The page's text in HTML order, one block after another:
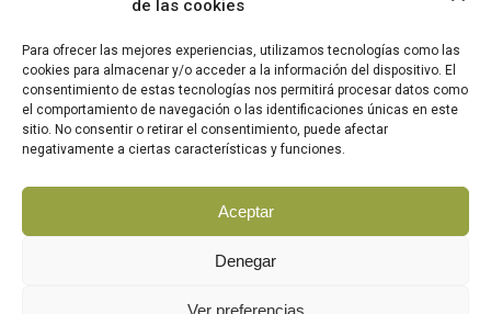
de las cookies
Para ofrecer las mejores experiencias, utilizamos tecnologías como las
cookies para almacenar y/o acceder a la información del dispositivo. El
consentimiento de estas tecnologías nos permitirá procesar datos como
el comportamiento de navegación o las identificaciones únicas en este
sitio. No consentir o retirar el consentimiento, puede afectar
negativamente a ciertas características y funciones.
Aceptar
Denegar
Ver preferencias
AVISO LEGAL|POLÍTICA DE COOKIES|
DE DATOS PERSONALES